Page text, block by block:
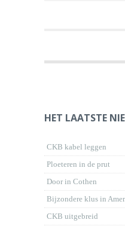
HET LAATSTE
CKB kabel leggen
Ploeteren in de prut
Door in Cothen
Bijzondere klus in
CKB uitgebreid